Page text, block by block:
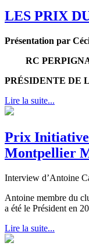
LES PRIX
Présentation par
RC
PRÉSIDENTE DE
Lire la suite...
Prix Initiative
Montpellier
Interview d’Antoine
Antoine membre du
a été le Président en
Lire la suite...